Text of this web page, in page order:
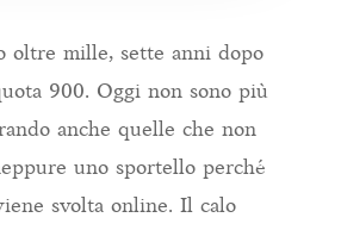
oltre mille, sette anni dopo
900. Oggi non sono più
anche quelle che non
uno sportello perché
svolta online. Il calo